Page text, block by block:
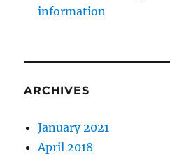
information
ARCHIVES
January 2021
April 2018